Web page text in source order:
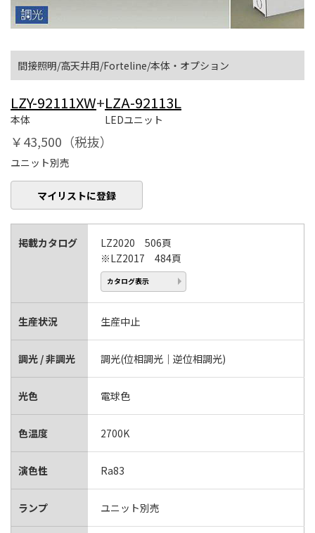
間接照明/高天井用/Forteline/本体・オプション
LZY-92111XW+
本体
LZA-92113L
LEDユニット
￥43,500（税抜）
ユニット別売
マイリストに登録
掲載カタログ
LZ2020 506頁
※LZ2017 484頁
カタログ表示
生産状況 生産中止
調光 / 非調光 調光(位相調光｜逆位相調光)
光色 電球色
色温度 2700K
演色性 Ra83
ランプ ユニット別売